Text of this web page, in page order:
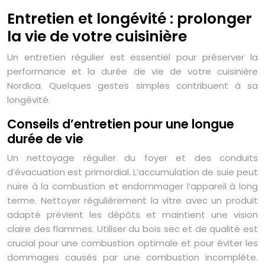
Entretien et longévité : prolonger
la vie de votre cuisinière
Un entretien régulier est essentiel pour préserver la
performance et la durée de vie de votre cuisinière
Nordica. Quelques gestes simples contribuent à sa
longévité.
Conseils d’entretien pour une longue
durée de vie
Un nettoyage régulier du foyer et des conduits
d’évacuation est primordial. L’accumulation de suie peut
nuire à la combustion et endommager l’appareil à long
terme. Nettoyer régulièrement la vitre avec un produit
adapté prévient les dépôts et maintient une vision
claire des flammes. Utiliser du bois sec et de qualité est
crucial pour une combustion optimale et pour éviter les
dommages causés par une combustion incomplète.